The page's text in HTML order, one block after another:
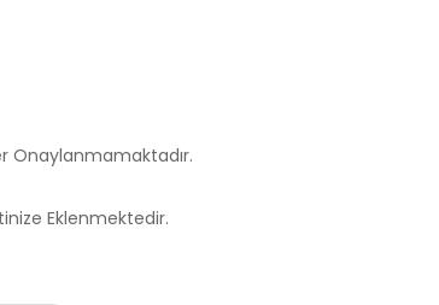
Onaylanmamaktadır.
Eklenmektedir.